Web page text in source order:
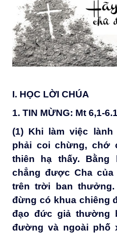
I. HỌC LỜI CHÚA
1. TIN MỪNG: Mt 6,1-
(1) Khi làm việc
phải coi chừng, chớ
thiên hạ thấy. Bằng
chẳng được Cha
trên trời ban
đừng có khua chiêng
đạo đức giả thường
đường và ngoài phố